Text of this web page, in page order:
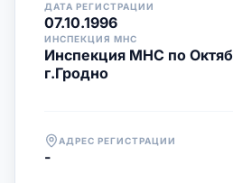
ДАТА РЕГИСТРАЦИИ
07.10.1996
ИНСПЕКЦИЯ МНС
Инспекция МНС по
г.Гродно
АДРЕС РЕГИСТРАЦИИ
-